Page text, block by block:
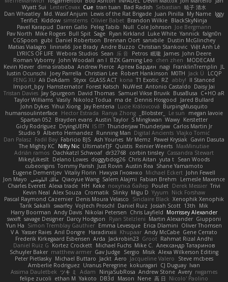
Wyatt Sui
LesterCovax Cue tran tuan Bad Radish Sebastian 暁子 清水
Dan Wheatley Md. Wasif Anjum Lewis of the Rat Brigade Juan Pinilla My Name Iggy
Terifict Kiddow simsterns Olivier Babet Brandon Wilkie BlackSkyNinja
Pavel Karapud Daren Gallo Peleg Tabib Null Cole Johnson Joe Bergmann
Pav North Mike Rogers Bull Spit Sage Ryan Kirkland Luke White Yannick falgn0n
CGSpoon gubi Daniel Robertson Brennan Oort sanxbile Dustin McGlinchey
Matias Vialagro
lininx66 Joe Brady Andre Buzzo Christian Stankovic Việt Anh Lê
LYRICS OF LIFE Webora Studios Sean 乐 音 Petros 眠瓏 James John Deere
Roman Vyborny John Woodall an l BZK Gaming Leo chen zhen
MODECAM
Kevin Klever dima sirababa Andrew Pierce Артем Бардин nagi FranklinTremplin JL
Iustin Ocunschi
Joey Parrella Christian Lee Robert Hankinson M0TH Jack Ü
LCQP
FENG XU Ali DeAdam Styxx GLASS ACT kona T1 Exotic RZ abby! ll Stanced
Import_bpy Hamsternator Forest Katsch NuWest Antonio Castaldo Daisy Jai
Tristan Davies Jay Spurgeon David Thomas Samuel Vikse Bruvik BusaBusa C+HO aR
Taylor Williams Vasily Nikoloz Todua ma de Dennis Hosgood
Jared Bullard
John Dykes Yihui Xiong Jay Renteria Lucie Královcová BurpingMusquito
humansoulinterface Hector Estrada Ranya Zhong _Blobster_ Le sun
megan lavoie
Spartan 052 Brayden evans Austin Taylor S Mingkwan Wawy Kerstetter
Gicly Rodríguez DryingUEFN IS IT? Thunderjaw Thunderjaw Carlos Martin Jr
Studio 9 Alberto Hernandez Running Man Digital Ancients Vlajko Tomić
Dan Palasz Fadil Bay Fabricio BJS Ash Younes Mr Memz Paweł Krysiak Gavin Dasuta
The Mighty KC Nifty Nic UltimateTJF Quistis Reinier Weerts MaxMinutiae
Adrián ramos Oachkatzl Schwoaf dr32768 corbin tinsley Cassandra Stewart
MikeyLikesIt Delano Lowes doggybdog26 Chris Aitan yuta t Sean Woods
cubeorigins Tommy Parish Just Rovin Austin Rea Shane Yamamoto
Eugene Dementjev Vitaliy Florin Никуся Гноянко Michael Eckert John Fewell
Jon Mayo مالك البلوشي Qiaoyue Wang Salem Alajmi Fabian Brehm
Lemesle Maxence
Charles Everett Alexa trade HH Keke покупка байер Poulet Derek Messier Trivi
Kevin Neal Alex Souza Cromatik Slinky Migu D Yyyum Nick Forshaw
Pascal Raymond Cazemier Denis Moura Velasco Sinclaire Black Xenophik Xenophik
Tarik Sakalli swarfey Vojtech Proschl Daniel Ruiz Josiah Scott 13th
Mik
Harry Boorman Andy Davis Nikolai Petersen Chris Layfield Morrissey Alexander
swxift savage Designer Darcy Hodgson Ryan Stelzleni Martin Alexander Giupponi
Yun Ha Simon Tremblay Gauthier Emma Levesque Erica Dlamini Oliver Thomsen
V A Yasser Raies Anil Dongre Haradinxiii Khupaar Andy McCabe Gene Cerrato
Frederik Kirkegaard Esbensen Arda Jackrobin23 Groot Rahmat Rizal Andhi
Daniel Ruiz G Kortez Crockett Michael Fuchs Mike C. Александр Татаринов
Schuyler Baker matthew armer Gav Judge Sergio Misik Alexa Wilkerson Editing
Peter Pietlasky Michael Buttaro Jackt Aero Jacqueline Valero
Steve mcbees
Amberlie Rodriguez Uranus Peregrine kokuragari CJ Duguay Ivan
Assima Dauletbek ツキ ミ Adam NinjaSubRosa Andrew Stone Avery rwgames
felipe zucoli ethan M Yakoto DB3d Mason Nene 高 日 Nicolo' Paolino